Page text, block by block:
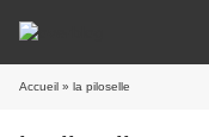
Accueil » la piloselle